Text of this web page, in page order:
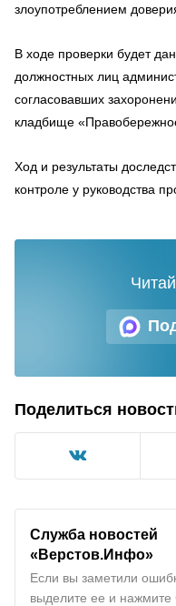
злоупотреблением
В ходе проверки будет
должностных лиц
согласовавших
кладбище
Ход и результаты
контроле у руководства
Поделиться
Служба новостей
«Верстов.Инфо»
Если вы заметили
выделите ее и нажмите